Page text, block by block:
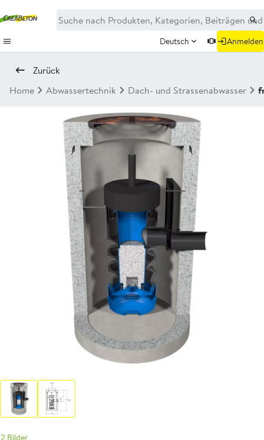
Deutsch Anmelden
Zurück
Home
Abwassertechnik Dach- und Strassenabwasser
2 Bilder